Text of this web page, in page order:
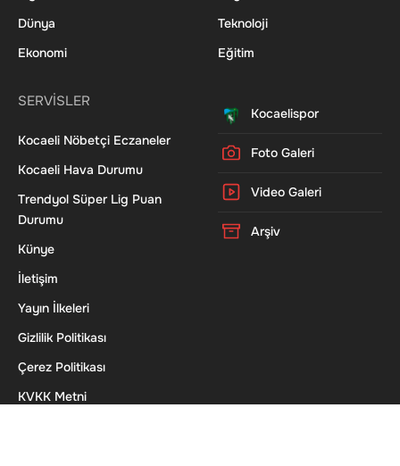
Dünya
Ekonomi
Teknoloji
Eğitim
SERVİSLER
Kocaeli Nöbetçi Eczaneler
Kocaeli Hava Durumu
Trendyol Süper Lig Puan
Durumu
Künye
İletişim
Yayın İlkeleri
Gizlilik Politikası
Çerez Politikası
KVKK Metni
Kocaelispor
Foto Galeri
Video Galeri
Arşiv